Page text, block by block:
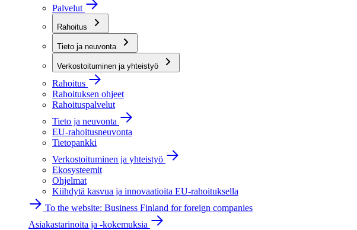
Palvelut
Rahoitus
Tieto ja neuvonta
Verkostoituminen ja yhteistyö
Rahoitus
Rahoituksen ohjeet
Rahoituspalvelut
Tieto ja neuvonta
EU-rahoitusneuvonta
Tietopankki
Verkostoituminen ja yhteistyö
Ekosysteemit
Ohjelmat
Kiihdytä kasvua ja innovaatioita EU-rahoituksella
To the website: Business Finland for foreign companies
Asiakastarinoita ja -kokemuksia